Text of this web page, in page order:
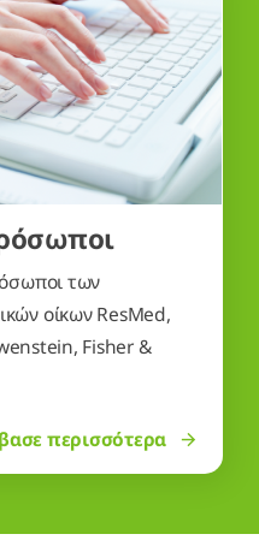
των
οίκων ResMed,
Fisher &
περισσότερα